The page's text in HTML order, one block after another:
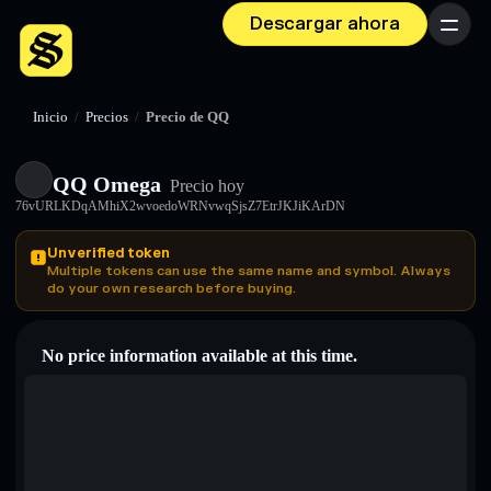
Descargar ahora Menú
Inicio / Precios / Precio de QQ
QQ Omega Precio hoy
76vURLKDqAMhiX2wvoedoWRNvwqSjsZ7EtrJKJiKArDN
Unverified token
Multiple tokens can use the same name and symbol. Always
do your own research before buying.
No price information available at this time.